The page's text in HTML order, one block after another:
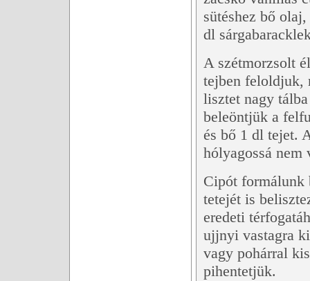
sütéshez bő
dl
A szétmorzsolt
tejben feloldjuk,
lisztet nagy
beleöntjük a
és bő 1 dl tejet.
hólyagossá
Cipót formálunk
tetejét is
eredeti
ujjnyi vastagra
vagy pohárral
pihentetjük.